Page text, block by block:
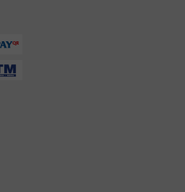
Món Ăn Với Meursault